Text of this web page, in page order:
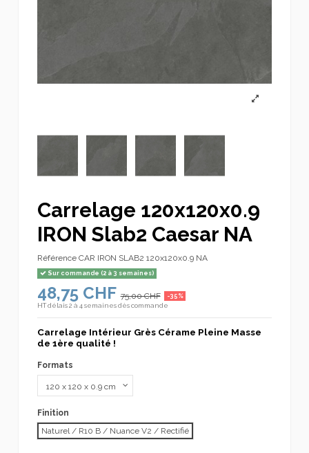
Carrelage 120x120x0.9
IRON Slab2 Caesar NA
Référence CAR IRON SLAB2 120x120x0.9 NA
Sur commande (2 à 3 semaines)
48,75 CHF 75,00 CHF -35%
HTdélais 2 à 4 semaines dès commande
Carrelage Intérieur Grès Cérame Pleine Masse
de 1ère qualité !
Formats
Finition
Naturel / R10 B / Nuance V2 / Rectifié